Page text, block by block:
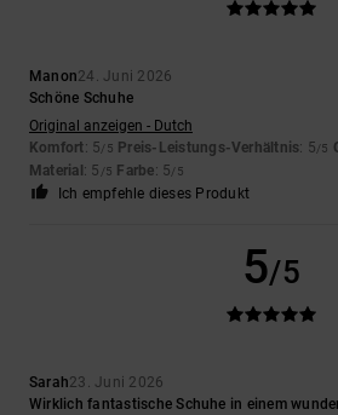
Manon24. Juni 2026
Schöne Schuhe
Original anzeigen - Dutch
Komfort: 5/5 Preis-Leistungs-Verhältnis: 5/5
Material: 5 /5 Farbe: 5/5
Ich empfehle dieses Produkt
5/5
Sarah23. Juni 2026
Wirklich fantastische Schuhe in einem